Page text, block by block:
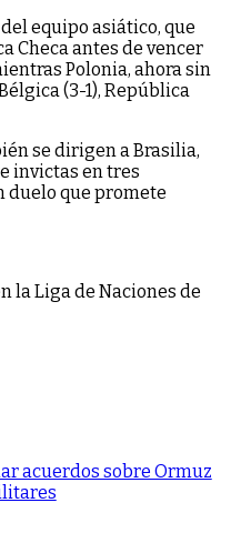
equipo asiático, que
Checa antes de vencer
Polonia, ahora sin
(3-1), República
se dirigen a Brasilia,
invictas en tres
duelo que promete
la Liga de Naciones de
acuerdos sobre Ormuz